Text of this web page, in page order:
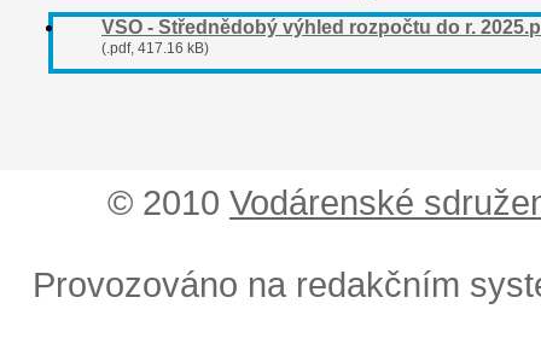
VSO - Střednědobý výhled rozpočtu do r.
(.pdf, 417.16 kB)
© 2010 Vodárenské
Provozováno na redakčním